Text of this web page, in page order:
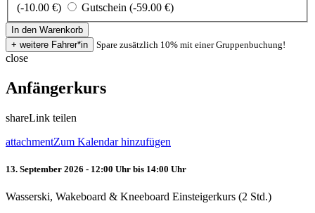
(-10.00 €)
Gutschein (-59.00 €)
Spare zusätzlich 10% mit einer Gruppenbuchung!
close
Anfängerkurs
shareLink teilen
attachmentZum Kalendar hinzufügen
13. September 2026 - 12:00 Uhr bis 14:00 Uhr
Wasserski, Wakeboard & Kneeboard Einsteigerkurs (2 Std.)